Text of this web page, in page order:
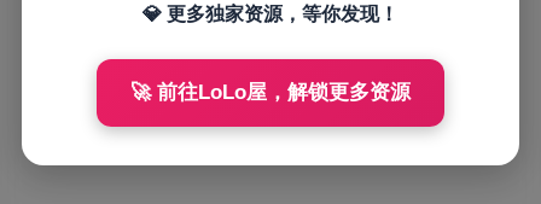
💎 更多独家资源，等你发现！
🚀 前往LoLo屋，解锁更多资源